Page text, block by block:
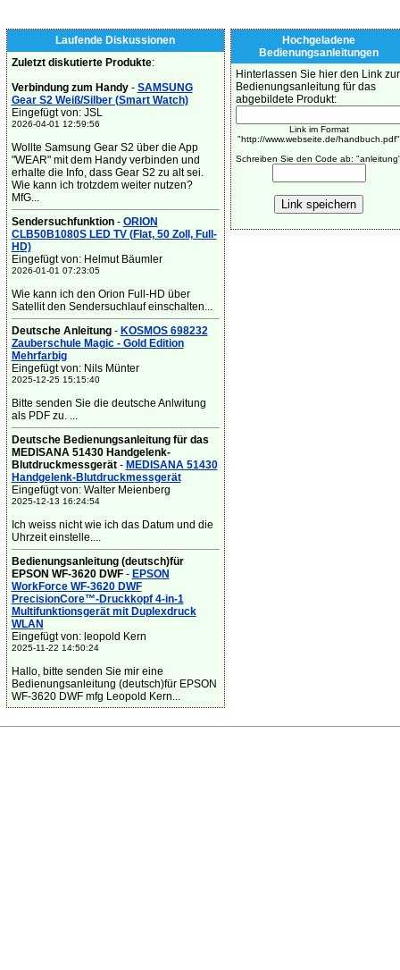
Laufende Diskussionen
Zuletzt diskutierte Produkte:
Verbindung zum Handy- SAMSUNG
Gear S2 Weiß/Silber (Smart Watch)
Eingefügt von: JSL
2026-04-01 12:59:56
Wollte Samsung Gear S2 über die App
"WEAR" mit dem Handy verbinden und
erhalte die Info, dass Gear S2 zu alt sei.
Wie kann ich trotzdem weiter nutzen?
MfG...
Sendersuchfunktion- ORION
CLB50B1080S LED TV (Flat, 50 Zoll, Full-
HD)
Eingefügt von: Helmut Bäumler
2026-01-01 07:23:05
Wie kann ich den Orion Full-HD über
Satellit den Sendersuchlauf einschalten...
Deutsche Anleitung- KOSMOS 698232
Zauberschule Magic - Gold Edition
Mehrfarbig
Eingefügt von: Nils Münter
2025-12-25 15:15:40
Bitte senden Sie die deutsche Anlwitung
als PDF zu. ...
Deutsche Bedienungsanleitung für das
MEDISANA 51430 Handgelenk-
Blutdruckmessgerät- MEDISANA 51430
Handgelenk-Blutdruckmessgerät
Eingefügt von: Walter Meienberg
2025-12-13 16:24:54
Ich weiss nicht wie ich das Datum und die
Uhrzeit einstelle....
Bedienungsanleitung (deutsch)für
EPSON WF-3620 DWF- EPSON
WorkForce WF-3620 DWF
PrecisionCore™-Druckkopf 4-in-1
Multifunktionsgerät mit Duplexdruck
WLAN
Eingefügt von: leopold Kern
2025-11-22 14:50:24
Hallo, bitte senden Sie mir eine
Bedienungsanleitung (deutsch)für EPSON
WF-3620 DWF mfg Leopold Kern...
Hochgeladene
Bedienungsanleitungen
Hinterlassen Sie hier den Link zur
Bedienungsanleitung für das
abgebildete Produkt:
Link im Format
"http://www.webseite.de/handbuch.pdf"
Schreiben Sie den Code ab: